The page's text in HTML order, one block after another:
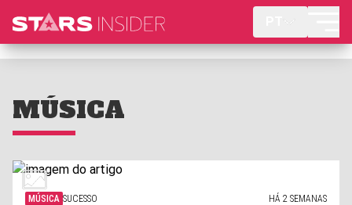
MÚSICA
MÚSICA SUCESSO HÁ 2 SEMANAS